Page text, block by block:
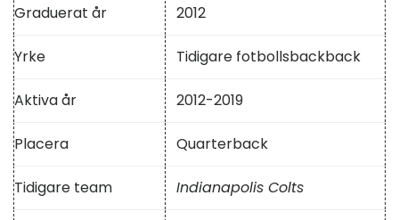
Graduerat år 2012
Yrke Tidigare fotbollsbackback
Aktiva år 2012-2019
Placera Quarterback
Tidigare team Indianapolis Colts